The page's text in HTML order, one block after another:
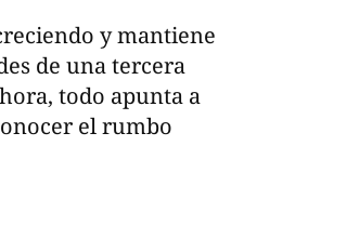
y mantiene
de una tercera
todo apunta a
el rumbo